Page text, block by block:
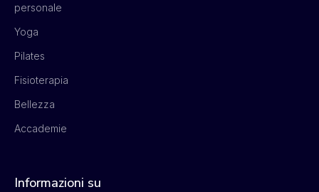
personale
Yoga
Pilates
Fisioterapia
Bellezza
Accademie
Informazioni su